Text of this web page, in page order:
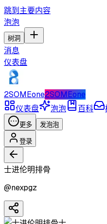
跳到主要内容
泡泡
树洞
消息
仪表盘
2SOMEone2SOMEone
仪表盘
泡泡 百科
更多 发泡泡
登录
士进伦明排骨
@nexpgz